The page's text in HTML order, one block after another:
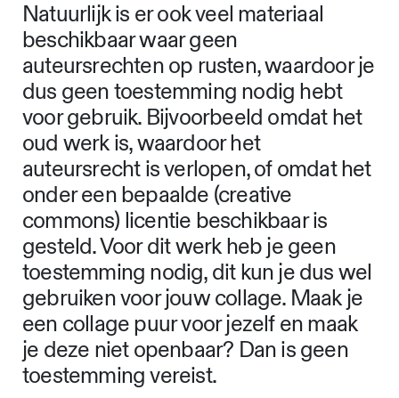
Natuurlijk is er ook veel materiaal
beschikbaar waar geen
auteursrechten op rusten, waardoor je
dus geen toestemming nodig hebt
voor gebruik. Bijvoorbeeld omdat het
oud werk is, waardoor het
auteursrecht is verlopen, of omdat het
onder een bepaalde (creative
commons) licentie beschikbaar is
gesteld. Voor dit werk heb je geen
toestemming nodig, dit kun je dus wel
gebruiken voor jouw collage. Maak je
een collage puur voor jezelf en maak
je deze niet openbaar? Dan is geen
toestemming vereist.